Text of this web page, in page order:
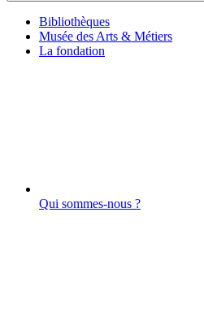
Bibliothèques
Musée des Arts & Métiers
La fondation
Qui sommes-nous ?